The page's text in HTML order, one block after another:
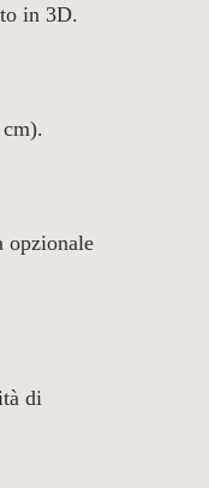
in 3D.
opzionale
di